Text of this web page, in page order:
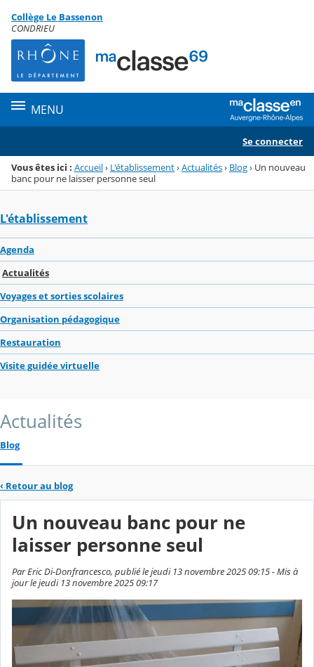
Menu de la rubrique
Contenu
Collège Le Bassenon
CONDRIEU
MENU
Se connecter
Vous êtes ici : Accueil› L'établissement›Actualités› Blog› Un nouveau
banc pour ne laisser personne seul
L'établissement
Agenda
Actualités
Voyages et sorties scolaires
Organisation pédagogique
Restauration
Visite guidée virtuelle
Actualités
Blog
‹ Retour au blog
Un nouveau banc pour ne
laisser personne seul
Par Eric Di-Donfrancesco, publié le jeudi 13 novembre 2025 09:15 - Mis à
jour le jeudi 13 novembre 2025 09:17